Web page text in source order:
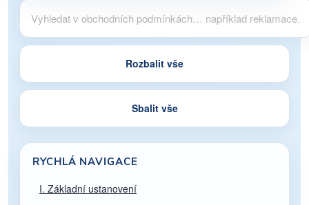
Rozbalit vše
Sbalit vše
RYCHLÁ NAVIGACE
I. Základní ustanovení